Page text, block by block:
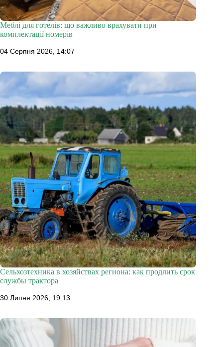
Меблі для готелів: що важливо врахувати при
комплектації номерів
04 Серпня 2026, 14:07
Сельхозтехника в хозяйствах региона: как продлить срок
службы трактора
30 Липня 2026, 19:13